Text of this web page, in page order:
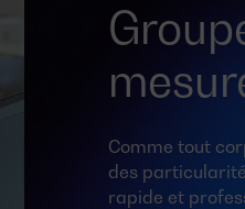
Comme tout
des
rapide et